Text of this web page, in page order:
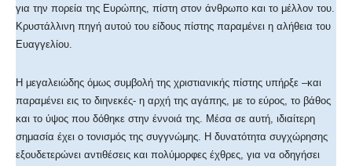
για την πορεία της Ευρώπης, πίστη στον άνθρωπο και το μέλλον του.
Κρυστάλλινη πηγή αυτού του είδους πίστης παραμένει η αλήθεια του
Ευαγγελίου.
Η μεγαλειώδης όμως συμβολή της χριστιανικής πίστης υπήρξε –και
παραμένει εις το διηνεκές- η αρχή της αγάπης, με το εύρος, το βάθος
και το ύψος που δόθηκε στην έννοιά της. Μέσα σε αυτή, ιδιαίτερη
σημασία έχει ο τονισμός της συγγνώμης. Η δυνατότητα συγχώρησης
εξουδετερώνει αντιθέσεις και πολύμορφες έχθρες, για να οδηγήσει